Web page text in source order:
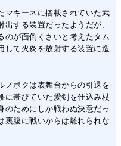
マキーネに搭載されていた武
出する装置だったようだが、
のが面倒くさいと考えたタム
して火炎を放射する装置に造
ノボクは表舞台からの引退を
に帯びていた愛剣を仕込み杖
のためにしか戦わぬ決意だっ
裏腹に戦いからは離れられな